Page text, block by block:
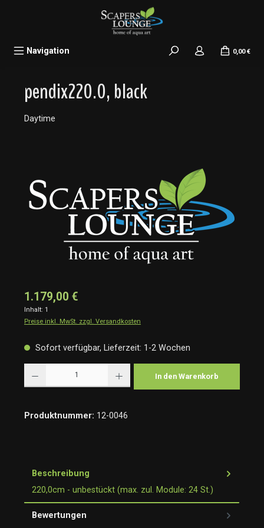
Navigation 0,00 €
pendix220.0, black
Daytime
1.179,00 €
Inhalt: 1
Preise inkl. MwSt. zzgl. Versandkosten
Sofort verfügbar, Lieferzeit: 1-2 Wochen
In den Warenkorb
Produktnummer: 12-0046
Beschreibung
220,0cm - unbestückt (max. zul. Module: 24 St.)
Bewertungen